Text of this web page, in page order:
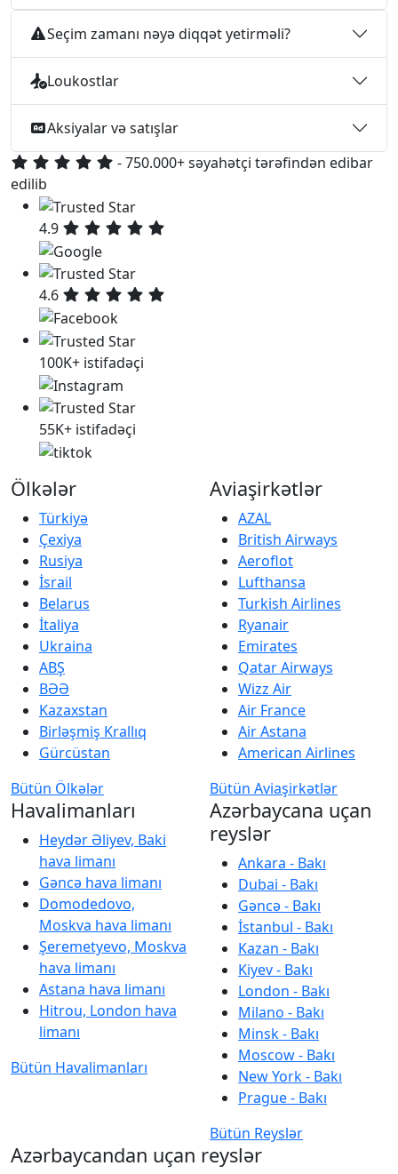
Seçim zamanı nəyə diqqət yetirməli?
Loukostlar
Aksiyalar və satışlar
- 750.000+ səyahətçi tərəfindən edibar
edilib
4.9
4.6
100K+ istifadəçi
55K+ istifadəçi
Ölkələr
Türkiyə
Çexiya
Rusiya
İsrail
Belarus
İtaliya
Ukraina
ABŞ
BƏƏ
Kazaxstan
Birləşmiş Krallıq
Gürcüstan
Bütün Ölkələr
Aviaşirkətlər
AZAL
British Airways
Aeroflot
Lufthansa
Turkish Airlines
Ryanair
Emirates
Qatar Airways
Wizz Air
Air France
Air Astana
American Airlines
Bütün Aviaşirkətlər
Havalimanları
Heydər Əliyev, Baki
hava limanı
Gəncə hava limanı
Domodedovo,
Moskva hava limanı
Şeremetyevo, Moskva
hava limanı
Astana hava limanı
Hitrou, London hava
limanı
Bütün Havalimanları
Azərbaycana uçan
reyslər
Ankara - Bakı
Dubai - Bakı
Gəncə - Bakı
İstanbul - Bakı
Kazan - Bakı
Kiyev - Bakı
London - Bakı
Milano - Bakı
Minsk - Bakı
Moscow - Bakı
New York - Bakı
Prague - Bakı
Bütün Reyslər
Azərbaycandan uçan reyslər